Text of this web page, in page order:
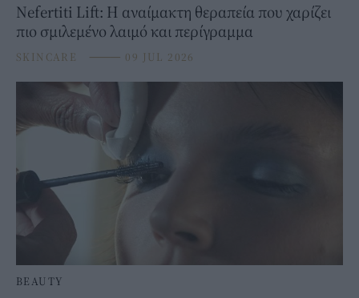
Nefertiti Lift: Η αναίμακτη θεραπεία που χαρίζει
πιο σμιλεμένο λαιμό και περίγραμμα
SKINCARE ⸻ 09 JUL 2026
BEAUTY